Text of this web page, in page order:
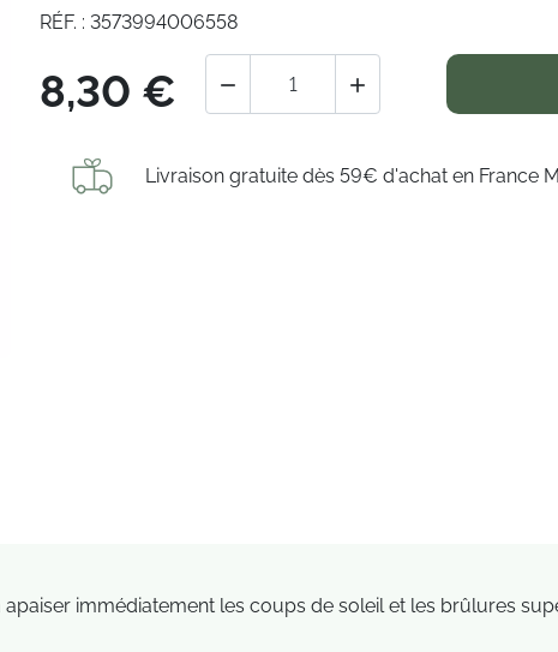
RÉF. : 3573994006558
8,30 €  
Livraison gratuite dès 59€ d'achat en France
apaiser immédiatement les coups de soleil et les brûlures